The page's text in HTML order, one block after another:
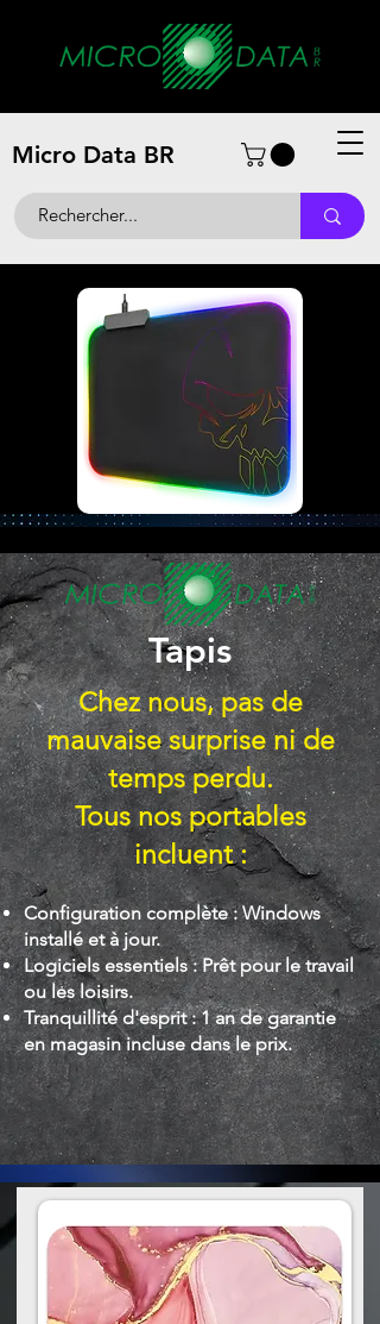
Micro Data BR
Tapis
Chez nous, pas de
mauvaise surprise ni de
temps perdu.
Tous nos portables
incluent :
Configuration complète : Windows
installé et à jour.
Logiciels essentiels : Prêt pour le travail
ou les loisirs.
Tranquillité d'esprit : 1 an de garantie
en magasin incluse dans le prix.